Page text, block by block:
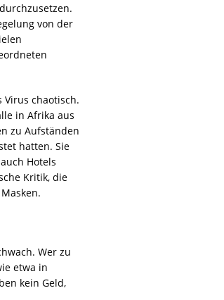
von der
chaotisch.
in Afrika aus
zu Aufständen
hatten. Sie
Hotels
Kritik, die
Wer zu
etwa in
kein Geld,